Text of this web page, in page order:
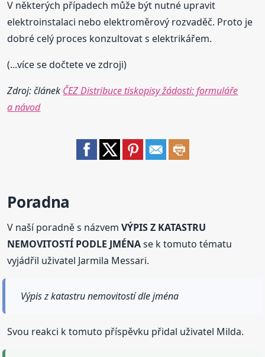
V některých případech může být nutné upravit
elektroinstalaci nebo elektroměrový rozvaděč. Proto je
dobré celý proces konzultovat s elektrikářem.
(...více se dočtete ve zdroji)
Zdroj: článek ČEZ Distribuce tiskopisy žádosti: formuláře
a návod
Poradna
V naší poradně s názvemVÝPIS Z KATASTRU
NEMOVITOSTÍ PODLE JMÉNAse k tomuto tématu
vyjádřil uživatel Jarmila Messari.
Výpis z katastru nemovitostí dle jména
Svou reakci k tomuto příspěvku přidal uživatel Milda.